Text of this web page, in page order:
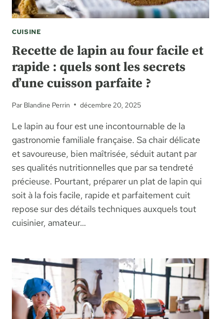
CUISINE
Recette de lapin au four facile et
rapide : quels sont les secrets
d’une cuisson parfaite ?
Par Blandine Perrin décembre 20, 2025
Le lapin au four est une incontournable de la
gastronomie familiale française. Sa chair délicate
et savoureuse, bien maîtrisée, séduit autant par
ses qualités nutritionnelles que par sa tendreté
précieuse. Pourtant, préparer un plat de lapin qui
soit à la fois facile, rapide et parfaitement cuit
repose sur des détails techniques auxquels tout
cuisinier, amateur…